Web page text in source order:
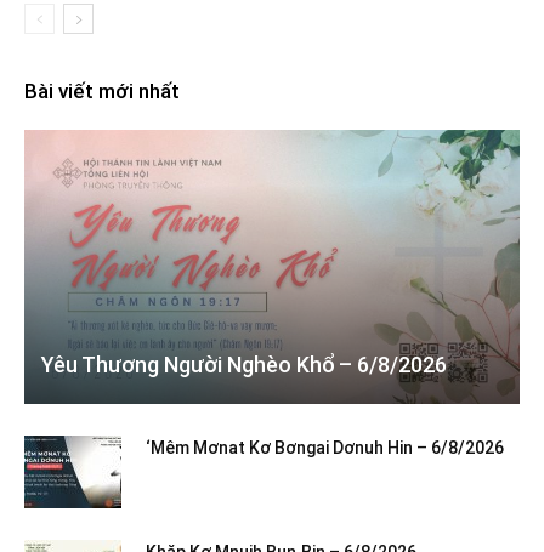
Bài viết mới nhất
Yêu Thương Người Nghèo Khổ – 6/8/2026
‘Mêm Mơnat Kơ Bơngai Dơnuh Hin – 6/8/2026